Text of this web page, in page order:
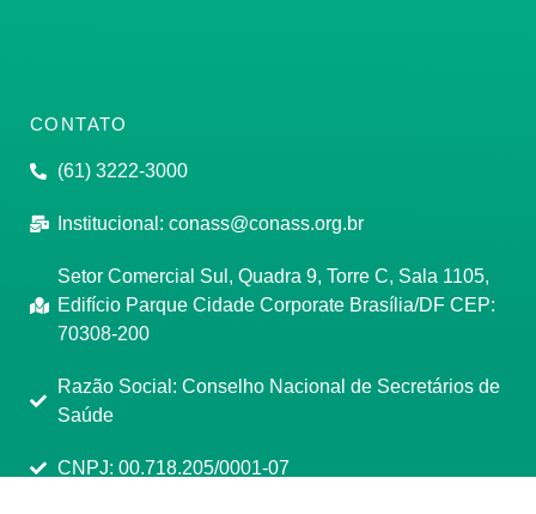
CONTATO
(61) 3222-3000
Institucional: conass@conass.org.br
Setor Comercial Sul, Quadra 9, Torre C, Sala 1105,
Edifício Parque Cidade Corporate Brasília/DF CEP:
70308-200
Razão Social: Conselho Nacional de Secretários de
Saúde
CNPJ: 00.718.205/0001-07